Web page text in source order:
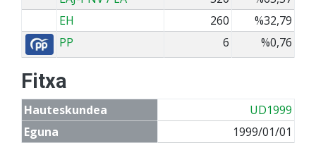
EH
260
%32,79
PP
6 %0,76
Fitxa
Hauteskundea
UD1999
Eguna
1999/01/01